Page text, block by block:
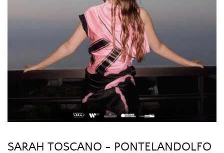
SARAH TOSCANO - PONTELANDOLFO